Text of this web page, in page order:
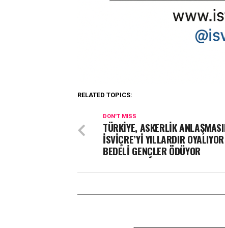
RELATED TOPICS:
DON'T MISS
TÜRKİYE, ASKERLİK
İSVİÇRE’Yİ YILLARDIR
BEDELİ GENÇLER ÖDÜYOR